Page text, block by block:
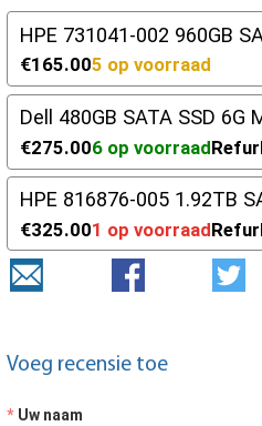
€165.005 op voorraad
Dell 480GB SATA SSD 6G
€275.006 op voorraad
€325.001 op voorraad
Voeg recensie toe
Uw naam